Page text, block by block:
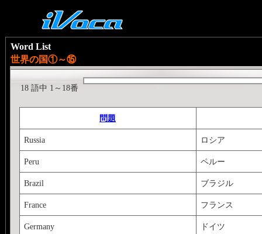
Word List
世界の国①～⑮
18 語中 1～18番
問題
Russia ロシア
Peru ペルー
Brazil ブラジル
France フランス
Germany ドイツ